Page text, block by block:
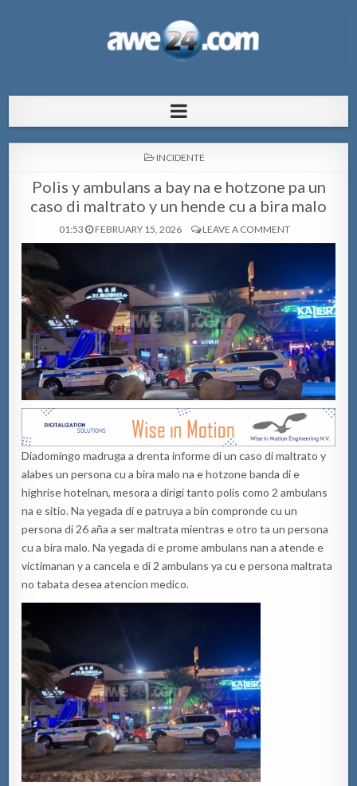
pa Aruba
POSTED
INCIDENTE
Polis y ambulans a bay na e hotzone pa un
caso di maltrato y un hende cu a bira malo
01:53 FEBRUARY 15, 2026 LEAVE A COMMENT
Diadomingo madruga a drenta informe di un caso di maltrato y
alabes un persona cu a bira malo na e hotzone banda di e
highrise hotelnan, mesora a dirigi tanto polis como 2 ambulans
na e sitio. Na yegada di e patruya a bin compronde cu un
persona di 26 aña a ser maltrata mientras e otro ta un persona
cu a bira malo. Na yegada di e prome ambulans nan a atende e
victimanan y a cancela e di 2 ambulans ya cu e persona maltrata
no tabata desea atencion medico.